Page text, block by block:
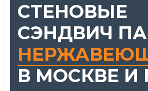
СТЕНОВЫЕ
СЭНДВИЧ
В МОСКВЕ И